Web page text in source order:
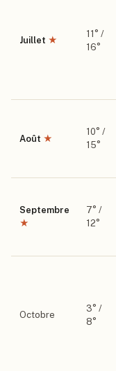
Juillet ★
11 ° /
16°
Août ★
10° /
15°
Septembre
★
7° /
12°
Octobre
3° /
8°